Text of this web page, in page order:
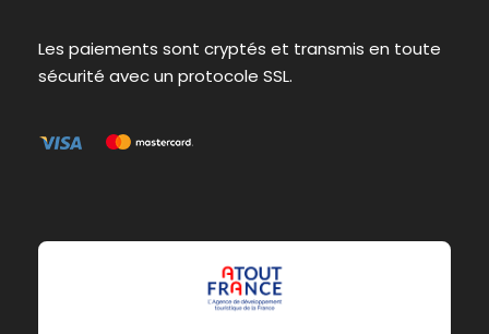
Les paiements sont cryptés et transmis en toute
sécurité avec un protocole SSL.